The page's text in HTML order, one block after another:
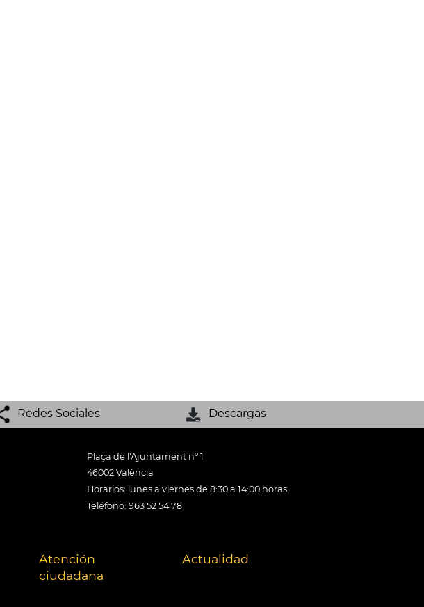
Redes Sociales Descargas
Plaça de l'Ajuntament nº 1
46002 València
Horarios: lunes a viernes de 8:30 a 14:00 horas
Teléfono: 963 52 54 78
Atención
ciudadana
Actualidad